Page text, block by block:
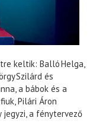
keltik: Balló Helga,
Szilárd és
a bábok és a
Pilári Áron
jegyzi, a fénytervező